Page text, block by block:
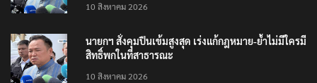
10 สิงหาคม 2026
นายกฯ สั่งคุมปืนเข้มสูงสุด เร่งแก้กฎหมาย-ย้ำไม่มีใครมี
สิทธิ์พกในที่สาธารณะ
10 สิงหาคม 2026